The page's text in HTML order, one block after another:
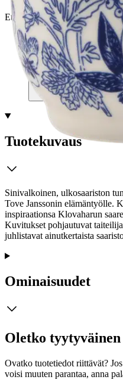
Etu ei koske
Tarkista
Tuotekuvaus
Sinivalkoinen, ulkosaariston
Tove Janssonin elämäntyölle.
inspiraationsa Klovaharun
Kuvitukset pohjautuvat
juhlistavat ainutkertaista
Ominaisuudet
Oletko
Ovatko tuotetiedot riittävät?
voisi muuten parantaa, anna